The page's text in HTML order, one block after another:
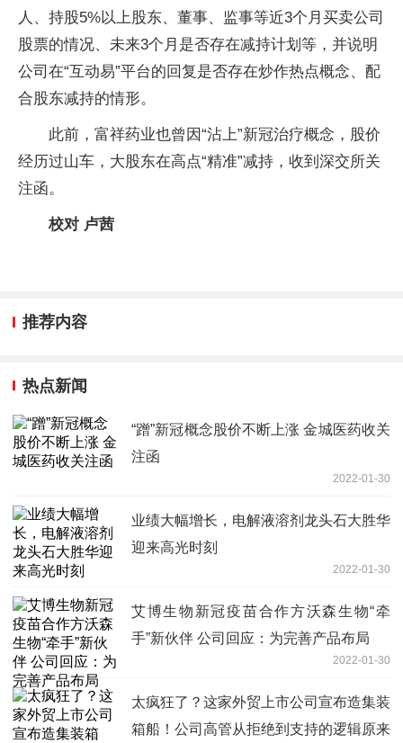
人、持股5%以上股东、董事、监事等近3个月买卖公司
股票的情况、未来3个月是否存在减持计划等，并说明
公司在“互动易”平台的回复是否存在炒作热点概念、配
合股东减持的情形。
此前，富祥药业也曾因“沾上”新冠治疗概念，股价
经历过山车，大股东在高点“精准”减持，收到深交所关
注函。
校对 卢茜
推荐内容
热点新闻
“蹭”新冠概念股价不断上涨 金城医药收关
注函
2022-01-30
业绩大幅增长，电解液溶剂龙头石大胜华
迎来高光时刻
2022-01-30
艾博生物新冠疫苗合作方沃森生物“牵
手”新伙伴 公司回应：为完善产品布局
2022-01-30
太疯狂了？这家外贸上市公司宣布造集装
箱船！公司高管从拒绝到支持的逻辑原来